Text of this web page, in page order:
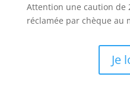
Attention une caution de
réclamée par chèque au
Je